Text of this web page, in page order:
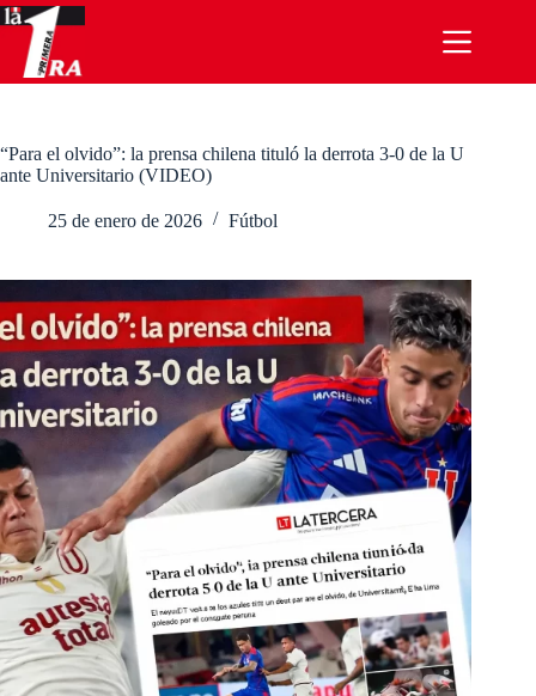
Saltar
al
contenido
“Para el olvido”: la prensa chilena tituló la derrota 3-0 de la U
ante Universitario (VIDEO)
25 de enero de 2026 Fútbol